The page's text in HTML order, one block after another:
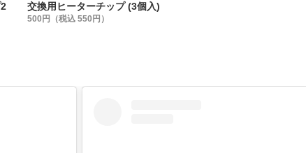
交換用ヒーターチップ (3個入)
500円（税込 550円）